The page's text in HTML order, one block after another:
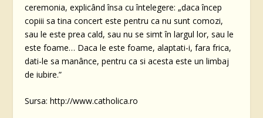
ceremonia, explicând însa cu întelegere: „daca încep
copiii sa tina concert este pentru ca nu sunt comozi,
sau le este prea cald, sau nu se simt în largul lor, sau le
este foame… Daca le este foame, alaptati-i, fara frica,
dati-le sa manânce, pentru ca si acesta este un limbaj
de iubire.”
Sursa: http://www.catholica.ro